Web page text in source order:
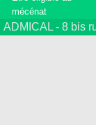
mécénat
ADMICAL - 8 bis